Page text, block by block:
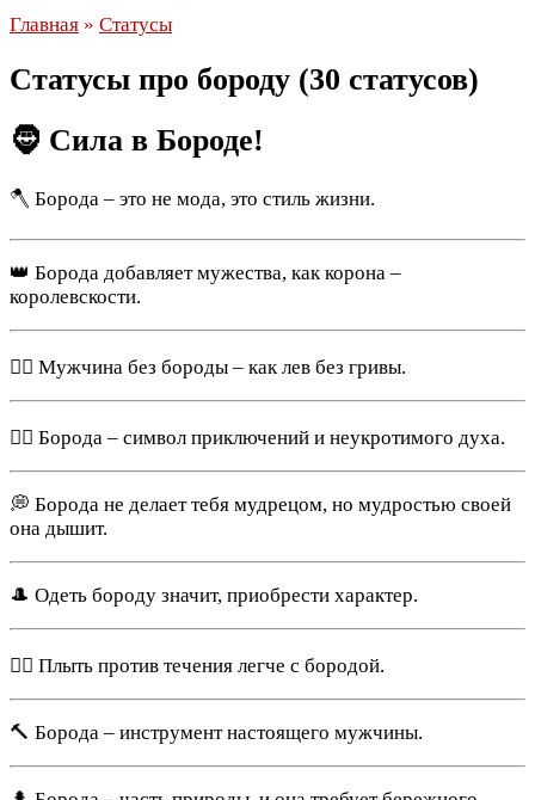
Главная » Статусы
Статусы про бороду (30 статусов)
🧔 Сила в Бороде!
🪓 Борода – это не мода, это стиль жизни.
👑 Борода добавляет мужества, как корона –
королевскости.
🏋️‍♂️ Мужчина без бороды – как лев без гривы.
🧗‍♂️ Борода – символ приключений и неукротимого духа.
💭 Борода не делает тебя мудрецом, но мудростью своей
она дышит.
🎩 Одеть бороду значит, приобрести характер.
🚣‍♂️ Плыть против течения легче с бородой.
🔨 Борода – инструмент настоящего мужчины.